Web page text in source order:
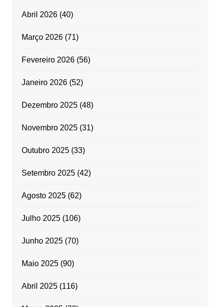
Abril 2026(40)
Março 2026(71)
Fevereiro 2026(56)
Janeiro 2026(52)
Dezembro 2025(48)
Novembro 2025(31)
Outubro 2025(33)
Setembro 2025(42)
Agosto 2025(62)
Julho 2025(106)
Junho 2025(70)
Maio 2025(90)
Abril 2025(116)